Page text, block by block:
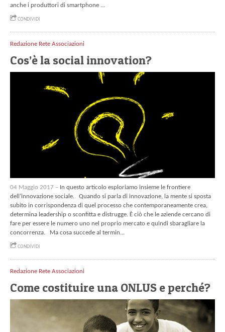
anche i produttori di smartphone ...
CONDIVIDI
Redazione Rete Associazioni
Cos’è la social innovation?
04 Maggio 2017 – In questo articolo esploriamo insieme le frontiere
dell’innovazione sociale. Quando si parla di innovazione, la mente si sposta
subito in corrispondenza di quel processo che contemporaneamente crea,
determina leadership o sconfitta e distrugge. È ciò che le aziende cercano di
fare per essere le numero uno nel proprio mercato e quindi sbaragliare la
concorrenza. Ma cosa succede al termin...
CONDIVIDI
Redazione Rete Associazioni
Come costituire una ONLUS e perché?